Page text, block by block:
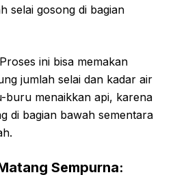
selai gosong di bagian
ini bisa memakan
jumlah selai dan kadar air
buru menaikkan api, karena
di bagian bawah sementara
Sempurna: